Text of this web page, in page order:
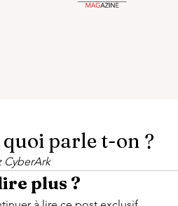
parle t-on ?
CyberArk
plus ?